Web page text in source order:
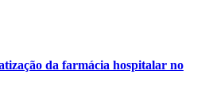
da farmácia hospitalar no